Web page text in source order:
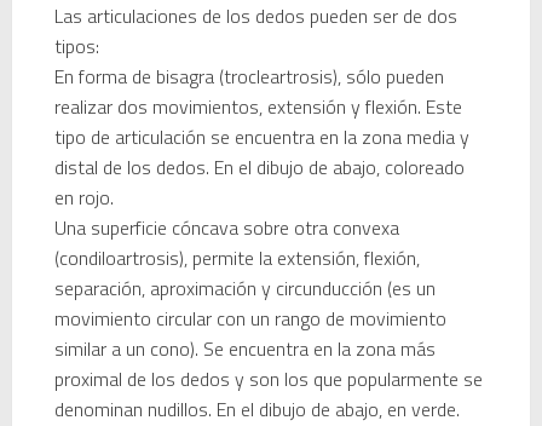
Las articulaciones de los dedos pueden ser de dos
tipos:
En forma de bisagra (trocleartrosis), sólo pueden
realizar dos movimientos, extensión y flexión. Este
tipo de articulación se encuentra en la zona media y
distal de los dedos. En el dibujo de abajo, coloreado
en rojo.
Una superficie cóncava sobre otra convexa
(condiloartrosis), permite la extensión, flexión,
separación, aproximación y circunducción (es un
movimiento circular con un rango de movimiento
similar a un cono). Se encuentra en la zona más
proximal de los dedos y son los que popularmente se
denominan nudillos. En el dibujo de abajo, en verde.